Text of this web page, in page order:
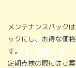
メンテナンスパック
ックにし、お得な価
す。
定期点検の際にはご